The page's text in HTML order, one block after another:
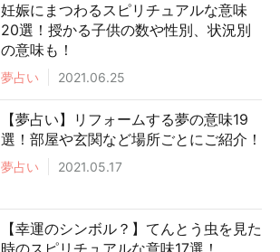
妊娠にまつわるスピリチュアルな意味
20選！授かる子供の数や性別、状況別
の意味も！
夢占い 2021.06.25
【夢占い】リフォームする夢の意味19
選！部屋や玄関など場所ごとにご紹介！
夢占い 2021.05.17
【幸運のシンボル？】てんとう虫を見た
時のスピリチュアルな意味17選！